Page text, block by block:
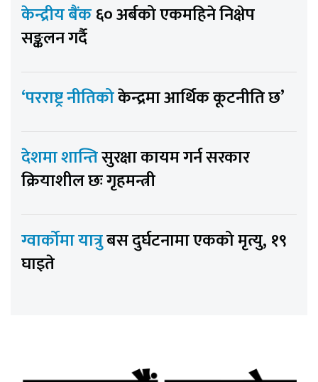
केन्द्रीय बैंक६० अर्बको एकमहिने निक्षेप
सङ्कलन गर्दै
‘परराष्ट्र नीतिकोकेन्द्रमा आर्थिक कूटनीति छ’
देशमा शान्तिसुरक्षा कायम गर्न सरकार
क्रियाशील छः गृहमन्त्री
ग्वार्कोमा यात्रुबस दुर्घटनामा एकको मृत्यु, १९
घाइते